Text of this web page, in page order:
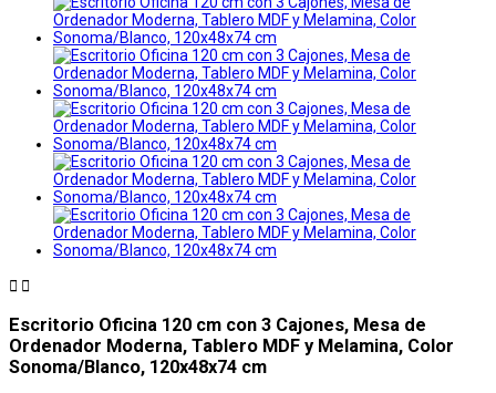
 
Escritorio Oficina 120 cm con 3 Cajones, Mesa de
Ordenador Moderna, Tablero MDF y Melamina, Color
Sonoma/Blanco, 120x48x74 cm